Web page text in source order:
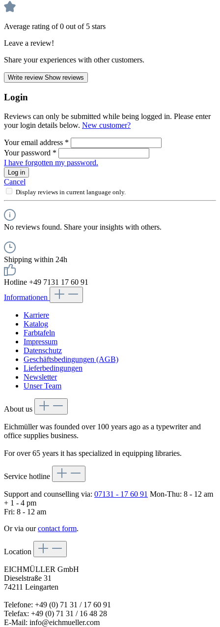
Average rating of 0 out of 5 stars
Leave a review!
Share your experiences with other customers.
Write review Show reviews
Login
Reviews can only be submitted while being logged in. Please enter
your login details below. New customer?
Your email address *
Your password *
I have forgotten my password.
Log in
Cancel
Display reviews in current language only.
No reviews found. Share your insights with others.
Shipping within 24h
Hotline +49 7131 17 60 91
Informationen
Karriere
Katalog
Farbtafeln
Impressum
Datenschutz
Geschäftsbedingungen (AGB)
Lieferbedingungen
Newsletter
Unser Team
About us
Eichmüller was founded over 100 years ago as a typewriter and
office supplies business.
For over 65 years it has specialized in equipping libraries.
Service hotline
Support and counselling via: 07131 - 17 60 91 Mon-Thu: 8 - 12 am
+ 1 - 4 pm
Fri: 8 - 12 am
Or via ourcontact form.
Location
EICHMÜLLER GmbH
Dieselstraße 31
74211 Leingarten
Telefone: +49 (0) 71 31 / 17 60 91
Telefax: +49 (0) 71 31 / 16 48 28
E-Mail: info@eichmueller.com